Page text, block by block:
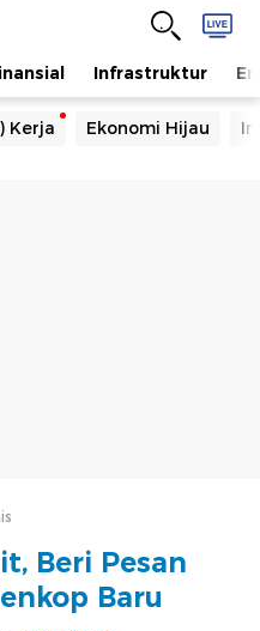
Infrastruktur
Kerja Ekonomi Hijau
Beri Pesan
Baru